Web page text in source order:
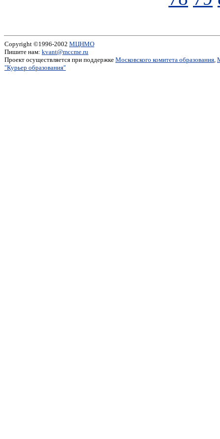
Copyright ©1996-2002 МЦНМО
Пишите нам: kvant@mccme.ru
Проект осуществляется при поддержке Московского комитета образования,
"Курьер образования"